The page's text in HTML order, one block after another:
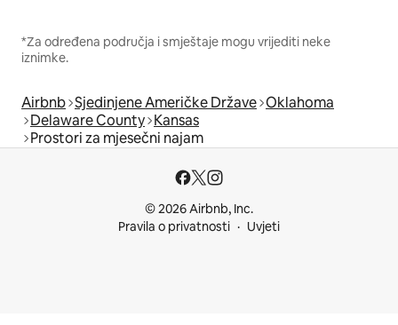
*Za određena područja i smještaje mogu vrijediti neke
iznimke.
Airbnb Sjedinjene Američke Države Oklahoma
Delaware County Kansas
Prostori za mjesečni najam
© 2026 Airbnb, Inc.
Pravila o privatnosti
Uvjeti